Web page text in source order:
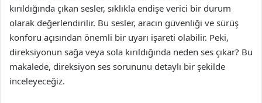
kırıldığında çıkan sesler, sıklıkla endişe verici bir durum
olarak değerlendirilir. Bu sesler, aracın güvenliği ve sürüş
konforu açısından önemli bir uyarı işareti olabilir. Peki,
direksiyonun sağa veya sola kırıldığında neden ses çıkar? Bu
makalede, direksiyon ses sorununu detaylı bir şekilde
inceleyeceğiz.